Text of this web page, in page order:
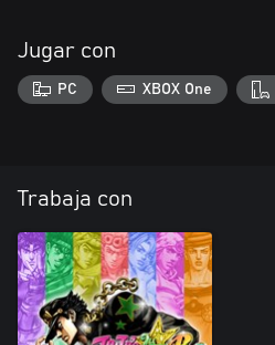
Jugar con
PC XBOX One
Trabaja con